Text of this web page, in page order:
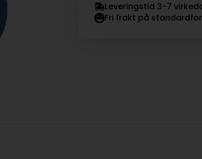
Leveringstid 3-7
Fri frakt på